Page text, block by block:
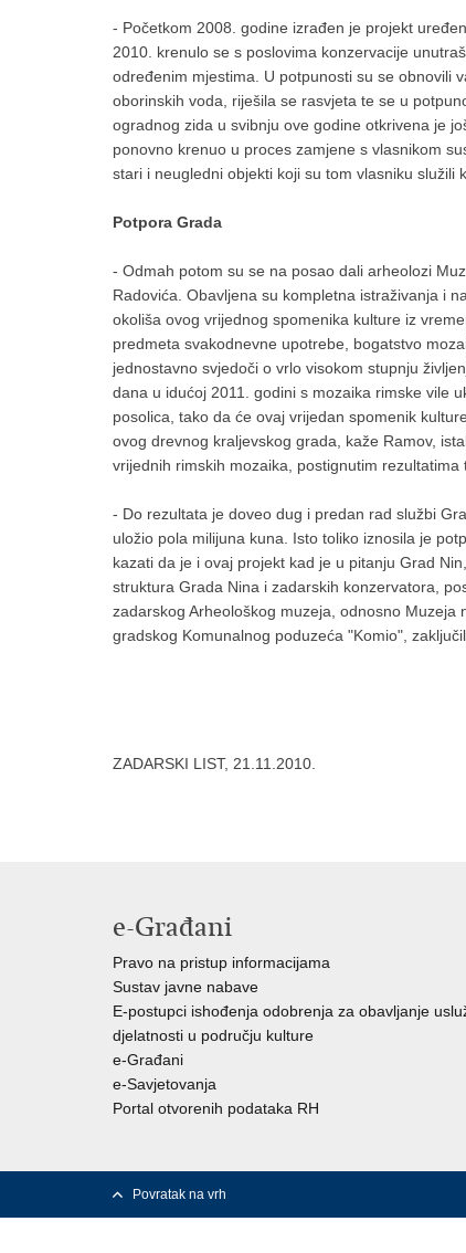
- Početkom 2008. godine izrađen je projekt
2010. krenulo se s poslovima konzervacije
određenim mjestima. U potpunosti su se obnovili
oborinskih voda, riješila se rasvjeta te se u
ogradnog zida u svibnju ove godine otkrivena je
ponovno krenuo u proces zamjene s vlasnikom
stari i neugledni objekti koji su tom vlasniku služili
Potpora Grada
- Odmah potom su se na posao dali arheolozi
Radovića. Obavljena su kompletna istraživanja i
okoliša ovog vrijednog spomenika kulture iz
predmeta svakodnevne upotrebe, bogatstvo
jednostavno svjedoči o vrlo visokom stupnju
dana u idućoj 2011. godini s mozaika rimske vile
posolica, tako da će ovaj vrijedan spomenik
ovog drevnog kraljevskog grada, kaže Ramov,
vrijednih rimskih mozaika, postignutim rezultatima
- Do rezultata je doveo dug i predan rad službi
uložio pola milijuna kuna. Isto toliko iznosila je
kazati da je i ovaj projekt kad je u pitanju Grad
struktura Grada Nina i zadarskih konzervatora,
zadarskog Arheološkog muzeja, odnosno
gradskog Komunalnog poduzeća "Komio",
ZADARSKI LIST, 21.11.2010.
e-Građani
Pravo na pristup informacijama
Sustav javne nabave
E-postupci ishođenja odobrenja za obavljanje
djelatnosti u području kulture
e-Građani
e-Savjetovanja
Portal otvorenih podataka RH
Povratak na vrh